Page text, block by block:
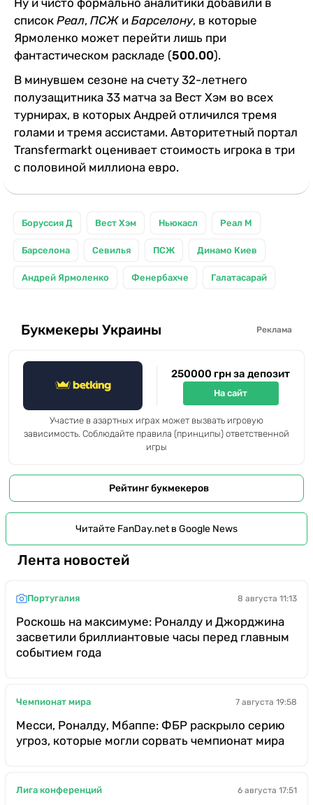
список Реал, ПСЖ и Барселону, в которые
Ярмоленко может перейти лишь при
фантастическом раскладе (500.00).
В минувшем сезоне на счету 32-летнего
полузащитника 33 матча за Вест Хэм во всех
турнирах, в которых Андрей отличился тремя
голами и тремя ассистами. Авторитетный портал
Transfermarkt оценивает стоимость игрока в три
с половиной миллиона евро.
Боруссия Д Вест Хэм Ньюкасл Реал М
Барселона Севилья ПСЖ Динамо Киев
Андрей Ярмоленко Фенербахче Галатасарай
Букмекеры Украины Реклама
250000 грн за депозит
На сайт
Участие в азартных играх может вызвать игровую
зависимость. Соблюдайте правила (принципы) ответственной
игры
Рейтинг букмекеров
Читайте FanDay.net в Google News
Лента новостей
Португалия 8 августа 11:13
Роскошь на максимуме: Роналду и Джорджина
засветили бриллиантовые часы перед главным
событием года
Чемпионат мира 7 августа 19:58
Месси, Роналду, Мбаппе: ФБР раскрыло серию
угроз, которые могли сорвать чемпионат мира
Лига конференций 6 августа 17:51